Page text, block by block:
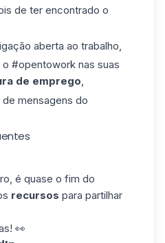
de ter encontrado o
aberta ao trabalho,
#opentowork nas suas
de emprego,
mensagens do
é quase o fim do
recursos para partilhar
👀